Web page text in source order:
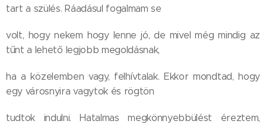
tart a szülés. Ráadásul fogalmam se
volt, hogy nekem hogy lenne jó, de mivel még mindig az
tűnt a lehető legjobb megoldásnak,
ha a közelemben vagy, felhívtalak. Ekkor mondtad, hogy
egy városnyira vagytok és rögtön
tudtok indulni. Hatalmas megkönnyebbülést éreztem,